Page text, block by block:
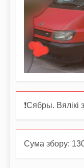
❗️Сябры. Вялікі
Сума збору: